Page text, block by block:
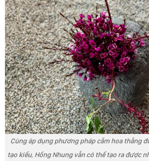
Cùng áp dụng phương pháp cắm hoa thẳng
tạo kiểu, Hồng Nhung vẫn có thể tạo ra được